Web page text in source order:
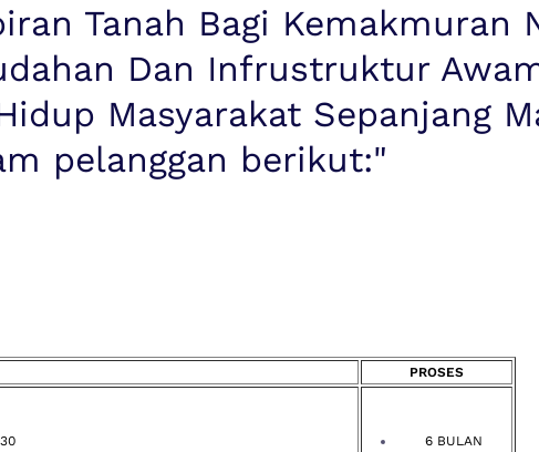
Tanah Bagi Kemakmuran
Dan Infrustruktur
Masyarakat Sepanjang
pelanggan berikut:"
PROSES
6 BULAN